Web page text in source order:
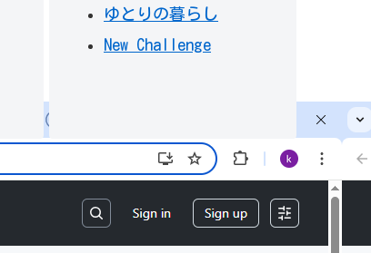
ゆとりの暮らし
New Challenge